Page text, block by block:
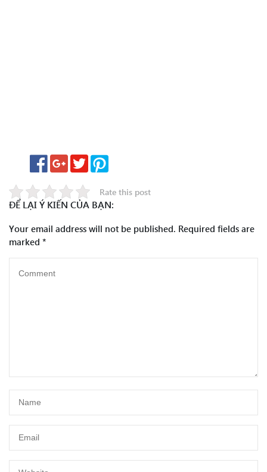
Rate this post
ĐỂ LẠI Ý KIẾN CỦA BẠN:
Your email address will not be published. Required fields are
marked *